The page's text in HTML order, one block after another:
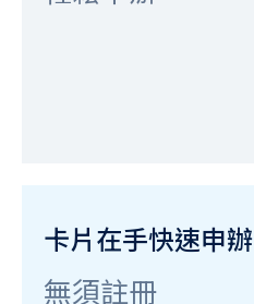
卡片在手快速申辦
無須註冊